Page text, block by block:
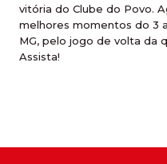
vitória do Clube do Povo.
melhores momentos do 3
MG, pelo jogo de volta da
Assista!